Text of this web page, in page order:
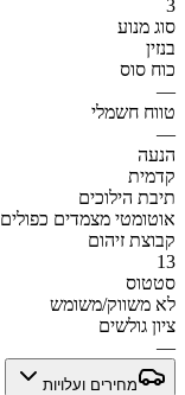
3
סוג מנוע
בנזין
כוח סוס
—
טווח חשמלי
—
הנעה
קדמית
תיבת הילוכים
אוטומטי מצמדים כפולים
קבוצת זיהום
13
סטטוס
לא משווק/משומש
ציון גולשים
—
מחירים ועלויות